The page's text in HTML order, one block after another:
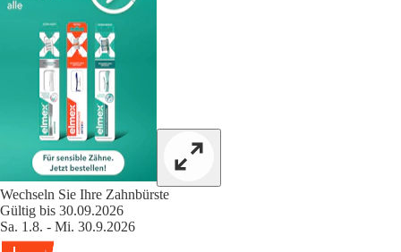
Wechseln Sie Ihre Zahnbürste
Gültig bis 30.09.2026
Sa. 1.8. - Mi. 30.9.2026